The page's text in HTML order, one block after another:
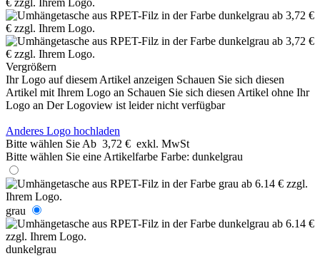
Vergrößern
Ihr Logo auf diesem Artikel anzeigen Schauen Sie sich diesen
Artikel mit Ihrem Logo an Schauen Sie sich diesen Artikel ohne Ihr
Logo an Der Logoview ist leider nicht verfügbar
Anderes Logo hochladen
Bitte wählen Sie Ab 3,72 € exkl. MwSt
Bitte wählen Sie eine Artikelfarbe Farbe: dunkelgrau
grau
dunkelgrau